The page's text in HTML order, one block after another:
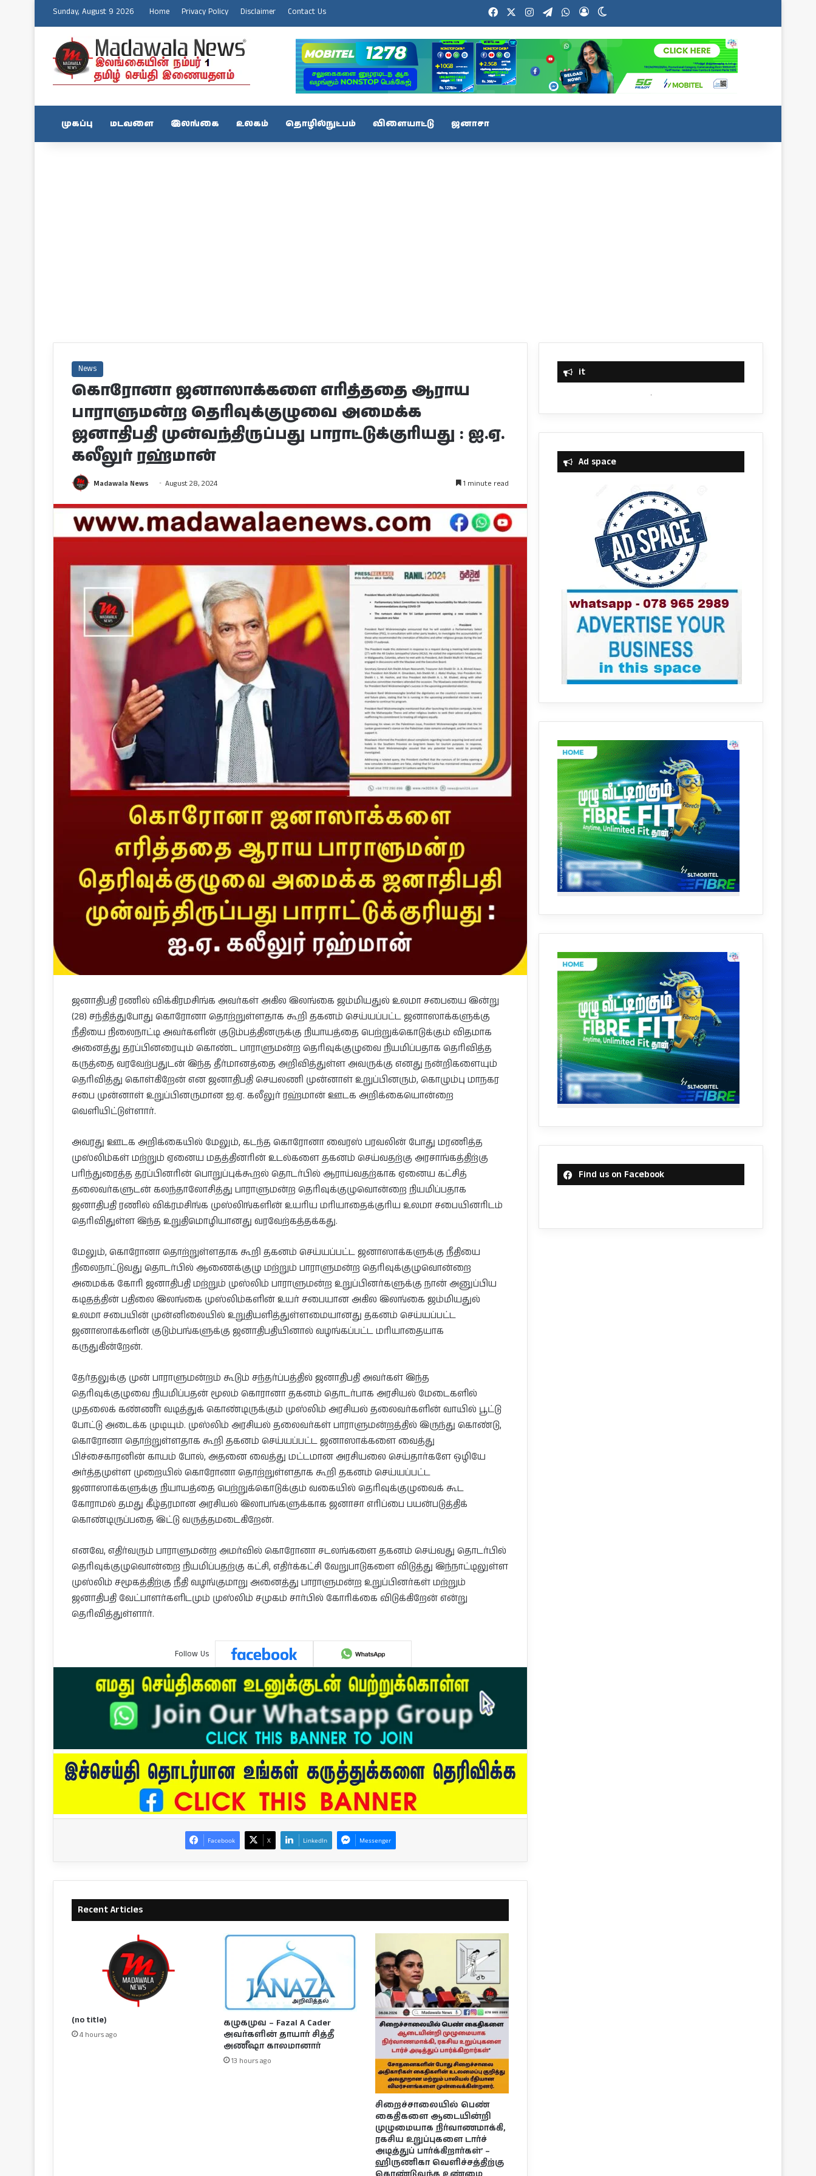
Sunday, August 9 2026 Home Privacy Policy Disclaimer Contact Us FacebookInstagramTelegramWhatsApp
Log In
முகப்பு மடவளை இலங்கை உலகம் தொழில்நுட்பம் விளையாட்டு ஜனாசா
News
கொரோனா ஜனாஸாக்களை எரித்ததை ஆராய
பாராளுமன்ற தெரிவுக்குழுவை அமைக்க
ஜனாதிபதி முன்வந்திருப்பது பாராட்டுக்குரியது : ஐ.ஏ.
கலீலுர் ரஹ்மான்
Madawala News August 28, 2024 1 minute read
ஜனாதிபதி ரணில் விக்கிரமசிங்க அவர்கள் அகில இலங்கை ஜம்மியதுல் உலமா சபையை இன்று
(28) சந்தித்துபோது கொரோனா தொற்றுள்ளதாக கூறி தகனம் செய்யப்பட்ட ஜனாஸாக்களுக்கு
நீதியை நிலைநாட்டி அவர்களின் குடும்பத்தினருக்கு நியாயத்தை பெற்றுக்கொடுக்கும் விதமாக
அனைத்து தரப்பினரையும் கொண்ட பாராளுமன்ற தெரிவுக்குழுவை நியமிப்பதாக தெரிவித்த
கருத்தை வரவேற்பதுடன் இந்த தீர்மானத்தை அறிவித்துள்ள அவருக்கு எனது நன்றிகளையும்
தெரிவித்து கொள்கிறேன் என ஜனாதிபதி செயலணி முன்னாள் உறுப்பினரும், கொழும்பு மாநகர
சபை முன்னாள் உறுப்பினருமான ஐ.ஏ. கலீலுர் ரஹ்மான் ஊடக அறிக்கையொன்றை
வெளியிட்டுள்ளார்.
அவரது ஊடக அறிக்கையில் மேலும், கடந்த கொரோனா வைரஸ் பரவலின் போது மரணித்த
முஸ்லிம்கள் மற்றும் ஏனைய மதத்தினரின் உடல்களை தகனம் செய்வதற்கு அரசாங்கத்திற்கு
பரிந்துரைத்த தரப்பினரின் பொறுப்புக்கூறல் தொடர்பில் ஆராய்வதற்காக ஏனைய கட்சித்
தலைவர்களுடன் கலந்தாலோசித்து பாராளுமன்ற தெரிவுக்குழுவொன்றை நியமிப்பதாக
ஜனாதிபதி ரணில் விக்ரமசிங்க முஸ்லிங்களின் உயரிய மரியாதைக்குரிய உலமா சபையினரிடம்
தெரிவிதுள்ள இந்த உறுதிமொழியானது வரவேற்கத்தக்கது.
மேலும், கொரோனா தொற்றுள்ளதாக கூறி தகனம் செய்யப்பட்ட ஜனாஸாக்களுக்கு நீதியை
நிலைநாட்டுவது தொடர்பில் ஆணைக்குழு மற்றும் பாராளுமன்ற தெரிவுக்குழுவொன்றை
அமைக்க கோரி ஜனாதிபதி மற்றும் முஸ்லிம் பாராளுமன்ற உறுப்பினர்களுக்கு நான் அனுப்பிய
கடிதத்தின் பதிலை இலங்கை முஸ்லிம்களின் உயர் சபையான அகில இலங்கை ஜம்மியதுல்
உலமா சபையின் முன்னிலையில் உறுதியளித்துள்ளமையானது தகனம் செய்யப்பட்ட
ஜனாஸாக்களின் குடும்பங்களுக்கு ஜனாதிபதியினால் வழங்கப்பட்ட மரியாதையாக
கருதுகின்றேன்.
தேர்தலுக்கு முன் பாராளுமன்றம் கூடும் சந்தர்ப்பத்தில் ஜனாதிபதி அவர்கள் இந்த
தெரிவுக்குழுவை நியமிப்பதன் மூலம் கொரானா தகனம் தொடர்பாக அரசியல் மேடைகளில்
முதலைக் கண்ணீர் வடித்துக் கொண்டிருக்கும் முஸ்லிம் அரசியல் தலைவர்களின் வாயில் பூட்டு
போட்டு அடைக்க முடியும். முஸ்லிம் அரசியல் தலைவர்கள் பாராளுமன்றத்தில் இருந்து கொண்டு,
கொரோனா தொற்றுள்ளதாக கூறி தகனம் செய்யப்பட்ட ஜனாஸாக்களை வைத்து
பிச்சைகாரனின் காயம் போல், அதனை வைத்து மட்டமான அரசியலை செய்தார்களே ஒழியே
அர்த்தமுள்ள முறையில் கொரோனா தொற்றுள்ளதாக கூறி தகனம் செய்யப்பட்ட
ஜனாஸாக்களுக்கு நியாயத்தை பெற்றுக்கொடுக்கும் வகையில் தெரிவுக்குழுவைக் கூட
கோராமல் தமது கீழ்தரமான அரசியல் இலாபங்களுக்காக ஜனாசா எரிப்பை பயன்படுத்திக்
கொண்டிருப்பதை இட்டு வருத்தமடைகிறேன்.
எனவே, எதிர்வரும் பாராளுமன்ற அமர்வில் கொரோனா சடலங்களை தகனம் செய்வது தொடர்பில்
தெரிவுக்குழுவொன்றை நியமிப்பதற்கு கட்சி, எதிர்க்கட்சி வேறுபாடுகளை விடுத்து இந்நாட்டிலுள்ள
முஸ்லிம் சமூகத்திற்கு நீதி வழங்குமாறு அனைத்து பாராளுமன்ற உறுப்பினர்கள் மற்றும்
ஜனாதிபதி வேட்பாளர்களிடமும் முஸ்லிம் சமுகம் சார்பில் கோரிக்கை விடுக்கிறேன் என்று
தெரிவித்துள்ளார்.
Follow Us
Facebook X LinkedIn Messenger
Recent Articles
(no title)
4 hours ago
கழுகமுவ – Fazal A Cader
அவர்களின் தாயார் சித்தீ
அணீஷா காலமானார்
13 hours ago
சிறைச்சாலையில் பெண்
கைதிகளை ஆடையின்றி
முழுமையாக நிர்வாணமாக்கி,
ரகசிய உறுப்புகளை டார்ச்
அடித்துப் பார்க்கிறார்கள்’ –
ஹிருணிகா வெளிச்சத்திற்கு
it
Ad space
Find us on Facebook